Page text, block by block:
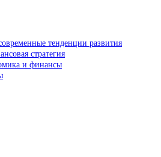
тенденции развития
стратегия
и финансы